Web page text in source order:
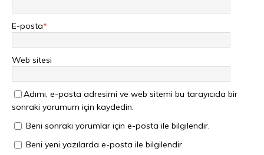
E-posta*
Web sitesi
Adımı, e-posta adresimi ve web sitemi bu tarayıcıda bir
sonraki yorumum için kaydedin.
Beni sonraki yorumlar için e-posta ile bilgilendir.
Beni yeni yazılarda e-posta ile bilgilendir.